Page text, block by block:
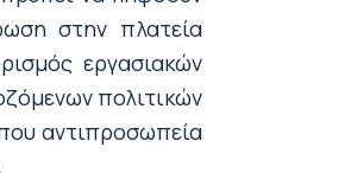
στην πλατεία
εργασιακών
πολιτικών
αντιπροσωπεία